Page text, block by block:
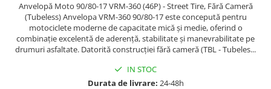
Suspensie
Cauciucuri
https://www.doctortrotineta.ro/camere-
de-aer
https://www.doctortrotineta.ro/cauciucuri-
Anvelopă Moto 90/80-17 VRM-360 (46P) - Street Tire, Fără Cameră
(Tubeless) Anvelopa VRM-360 90/80-17 este concepută pentru
motociclete moderne de capacitate mică și medie, oferind o
combinație excelentă de aderență, stabilitate și manevrabilitate pe
drumuri asfaltate. Datorită construcției fără cameră (TBL - Tubeles...
IN STOC
Durata de livrare: 24-48h